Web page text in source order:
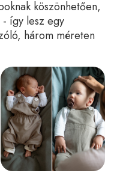
köszönhetően,
így lesz egy
három méreten